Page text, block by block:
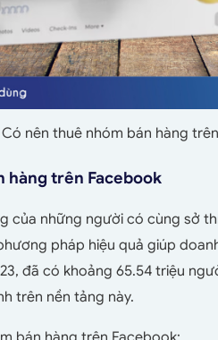
Có nên thuê nhóm bán hàng
hàng trên Facebook
của những người có cùng sở
pháp hiệu quả giúp
đã có khoảng 65.54 triệu
trên nền tảng này.